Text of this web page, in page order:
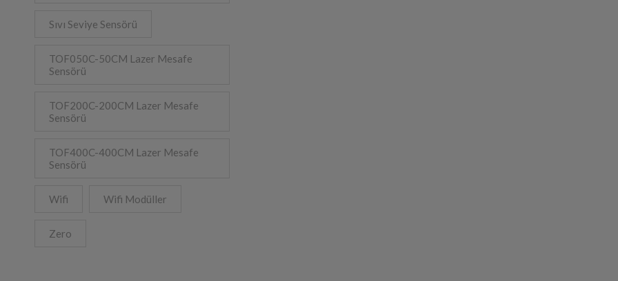
Sıvı Seviye Sensörü
TOF050C-50CM Lazer Mesafe
Sensörü
TOF200C-200CM Lazer Mesafe
Sensörü
TOF400C-400CM Lazer Mesafe
Sensörü
Wifi Wifi Modüller
Zero